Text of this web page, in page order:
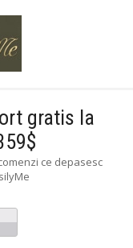
gratis la
ce depasesc